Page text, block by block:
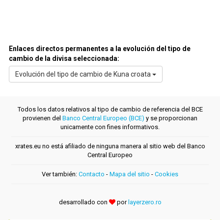
Enlaces directos permanentes a la evolución del tipo de
cambio de la divisa seleccionada:
Evolución del tipo de cambio de Kuna croata
Todos los datos relativos al tipo de cambio de referencia del BCE
provienen del Banco Central Europeo (BCE) y se proporcionan
unicamente con fines informativos.
xrates.eu no está afiliado de ninguna manera al sitio web del Banco
Central Europeo
Ver también: Contacto - Mapa del sitio - Cookies
desarrollado con por layerzero.ro